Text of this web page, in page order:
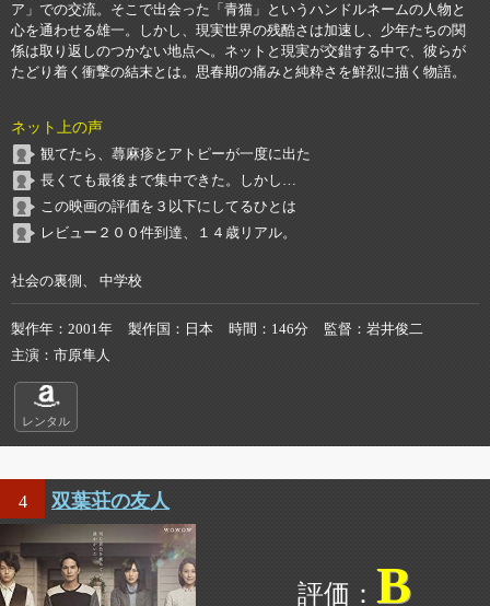
ア」での交流。そこで出会った「青猫」というハンドルネームの人物と
心を通わせる雄一。しかし、現実世界の残酷さは加速し、少年たちの関
係は取り返しのつかない地点へ。ネットと現実が交錯する中で、彼らが
たどり着く衝撃の結末とは。思春期の痛みと純粋さを鮮烈に描く物語。
ネット上の声
観てたら、蕁麻疹とアトピーが一度に出た
長くても最後まで集中できた。しかし…
この映画の評価を３以下にしてるひとは
レビュー２００件到達、１４歳リアル。
社会の裏側、 中学校
製作年 2001年 製作国 日本 時間 146分 監督
岩井俊二
主演
市原隼人
レンタル
4 双葉荘の友人
B